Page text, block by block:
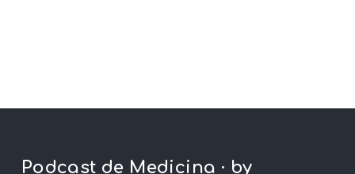
Podcast de Medicina · by